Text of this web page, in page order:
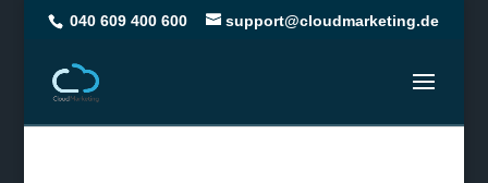
040 609 400 600 support@cloudmarketing.de